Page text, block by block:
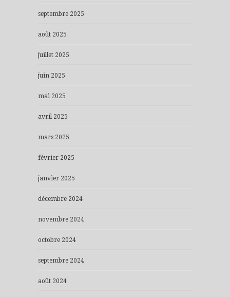
septembre 2025
août 2025
juillet 2025
juin 2025
mai 2025
avril 2025
mars 2025
février 2025
janvier 2025
décembre 2024
novembre 2024
octobre 2024
septembre 2024
août 2024